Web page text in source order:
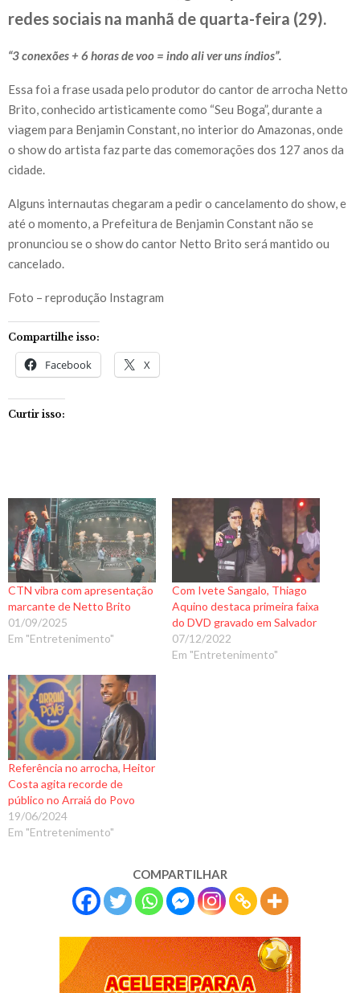
redes sociais na manhã de quarta-feira (29).
“3 conexões + 6 horas de voo = indo ali ver uns índios”.
Essa foi a frase usada pelo produtor do cantor de arrocha Netto
Brito, conhecido artisticamente como “Seu Boga”, durante a
viagem para Benjamin Constant, no interior do Amazonas, onde
o show do artista faz parte das comemorações dos 127 anos da
cidade.
Alguns internautas chegaram a pedir o cancelamento do show, e
até o momento, a Prefeitura de Benjamin Constant não se
pronunciou se o show do cantor Netto Brito será mantido ou
cancelado.
Foto – reprodução Instagram
Compartilhe isso:
Facebook X
Curtir isso:
CTN vibra com apresentação
marcante de Netto Brito
01/09/2025
Em "Entretenimento"
Com Ivete Sangalo, Thiago
Aquino destaca primeira faixa
do DVD gravado em Salvador
07/12/2022
Em "Entretenimento"
Referência no arrocha, Heitor
Costa agita recorde de
público no Arraiá do Povo
19/06/2024
Em "Entretenimento"
COMPARTILHAR